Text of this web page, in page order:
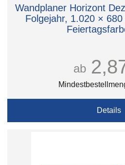
Wandplaner Horizont
Folgejahr, 1.020 ×
ab
Details